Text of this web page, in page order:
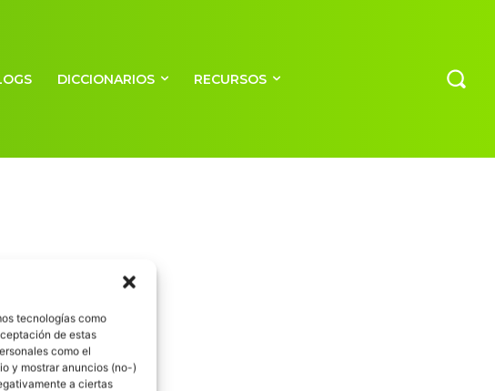
tecnologías como
de estas
como el
y mostrar anuncios (no-)
a ciertas
DICCIONARIOS RECURSOS